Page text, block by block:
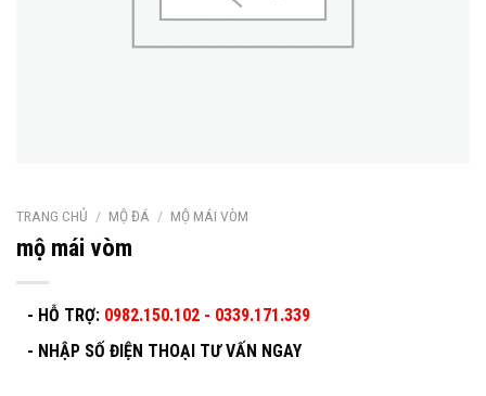
TRANG CHỦ / MỘ ĐÁ / MỘ MÁI VÒM
mộ mái vòm
- HỖ TRỢ: 0982.150.102 - 0339.171.339
- NHẬP SỐ ĐIỆN THOẠI TƯ VẤN NGAY